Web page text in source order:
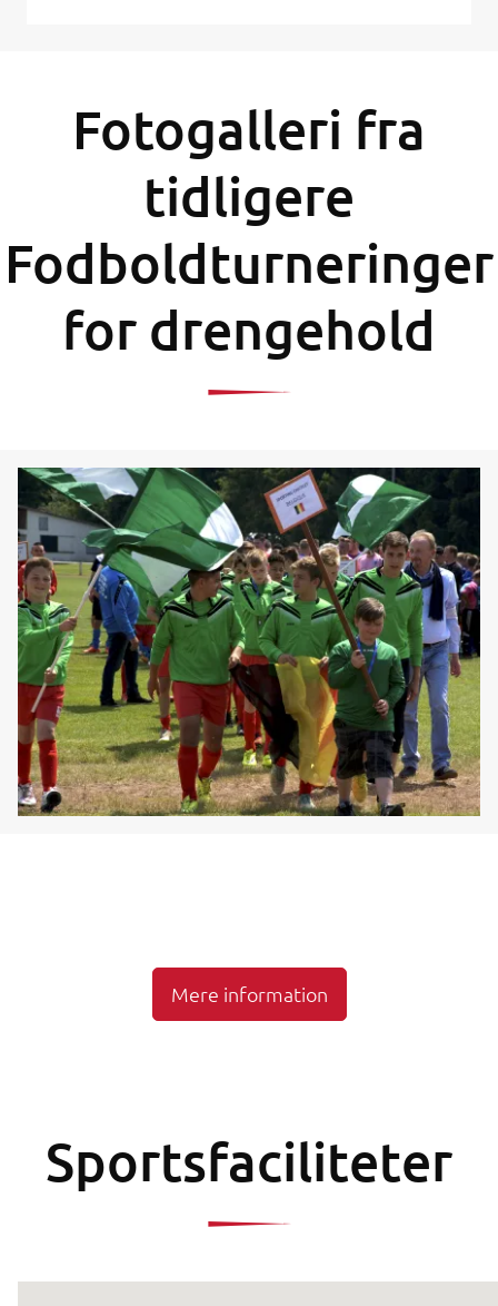
Fotogalleri fra
tidligere
Fodboldturneringer
for drengehold
Mere information
Sportsfaciliteter